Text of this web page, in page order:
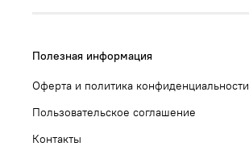
Полезная информация
Оферта и политика конфиденциальности
Пользовательское соглашение
Контакты